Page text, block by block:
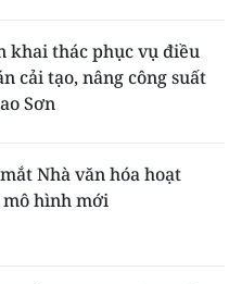
khai thác phục vụ điều
cải tạo, nâng công suất
Sơn
Nhà văn hóa hoạt
hình mới